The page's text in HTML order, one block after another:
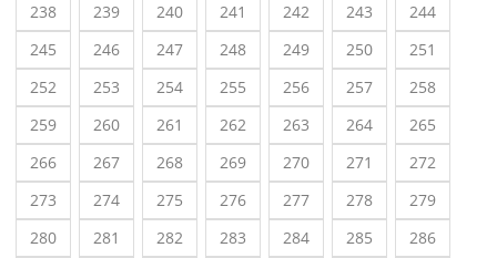
238
239 240 241 242 243
244
245
246 247 248 249 250
251
252
253 254 255 256 257
258
259
260 261 262 263 264
265
266
267 268 269 270 271
272
273
274 275 276 277 278
279
280
281 282 283 284 285
286